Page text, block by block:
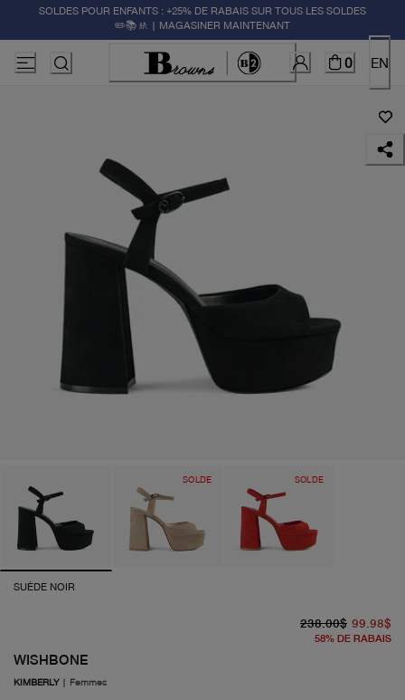
SOLDES POUR ENFANTS : +25% DE RABAIS SUR TOUS LES SOLDES
✏️📚🚸 | MAGASINER MAINTENANT
0 EN
SOLDE SOLDE
SUÈDE NOIR
WISHBONE
KIMBERLY| Femmes
238.00$ 99.98$
58% DE RABAIS